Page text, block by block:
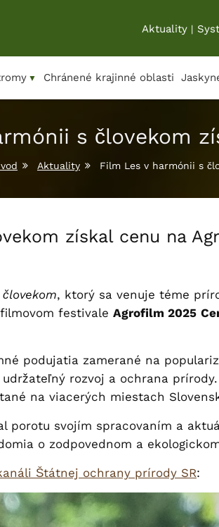
Aktuality |
▼ Chránené krajinné oblasti
s človekom
Aktuality Film Les v harmónii s
získal cenu na
, ktorý sa venuje téme
festivale Agrofilm 2025
podujatia zamerané na
rozvoj a ochrana
na viacerých miestach
porotu svojím spracovaním a
o zodpovednom a
Štátnej ochrany prírody SR: